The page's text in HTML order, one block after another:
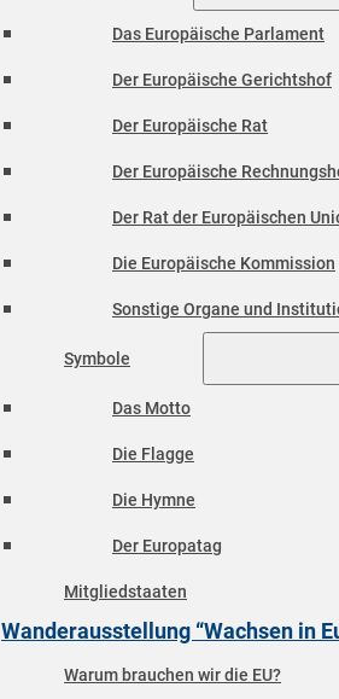
Das Europäische Parlament
Der Europäische Gerichtshof
Der Europäische Rat
Der Europäische
Der Rat der Europäischen
Die Europäische Kommission
Sonstige Organe und
Symbole
Das Motto
Die Flagge
Die Hymne
Der Europatag
Mitgliedstaaten
Wanderausstellung “Wachsen in
Warum brauchen wir die EU?